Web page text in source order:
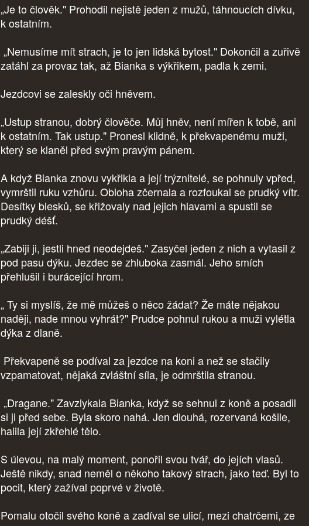
„Je to člověk." Prohodil nejistě jeden z mužů, táhnoucích dívku,
k ostatním.
„Nemusíme mít strach, je to jen lidská bytost." Dokončil a zuřivě
zatáhl za provaz tak, až Bianka s výkřikem, padla k zemi.
Jezdcovi se zaleskly oči hněvem.
„Ustup stranou, dobrý člověče. Můj hněv, není mířen k tobě, ani
k ostatním. Tak ustup." Pronesl klidně, k překvapenému muži,
který se klaněl před svým pravým pánem.
A když Bianka znovu vykřikla a její trýznitelé, se pohnuly vpřed,
vymrštil ruku vzhůru. Obloha zčernala a rozfoukal se prudký vítr.
Desítky blesků, se křižovaly nad jejich hlavami a spustil se
prudký déšť.
„Zabiji ji, jestli hned neodejdeš." Zasyčel jeden z nich a vytasil z
pod pasu dýku. Jezdec se zhluboka zasmál. Jeho smích
přehlušil i burácející hrom.
„ Ty si myslíš, že mě můžeš o něco žádat? Že máte nějakou
naději, nade mnou vyhrát?" Prudce pohnul rukou a muži vylétla
dýka z dlaně.
Překvapeně se podíval za jezdce na koni a než se stačily
vzpamatovat, nějaká zvláštní síla, je odmrštila stranou.
„Dragane." Zavzlykala Bianka, když se sehnul z koně a posadil
si ji před sebe. Byla skoro nahá. Jen dlouhá, rozervaná košile,
halila její zkřehlé tělo.
S úlevou, na malý moment, ponořil svou tvář, do jejích vlasů.
Ještě nikdy, snad neměl o někoho takový strach, jako teď. Byl to
pocit, který zažíval poprvé v životě.
Pomalu otočil svého koně a zadíval se ulicí, mezi chatrčemi, ze